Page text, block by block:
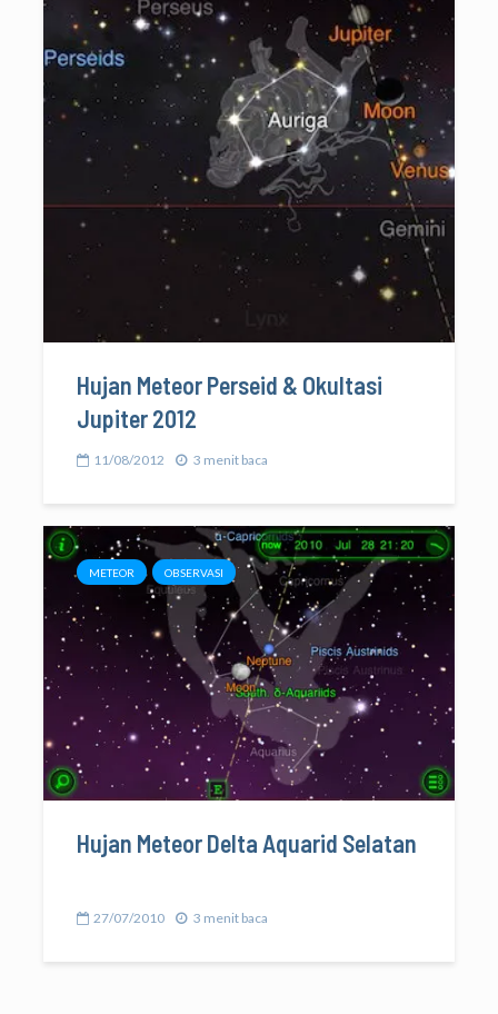
Hujan Meteor Perseid & Okultasi
Jupiter 2012
11/08/2012 3 menit baca
METEOR OBSERVASI
Hujan Meteor Delta Aquarid Selatan
27/07/2010 3 menit baca